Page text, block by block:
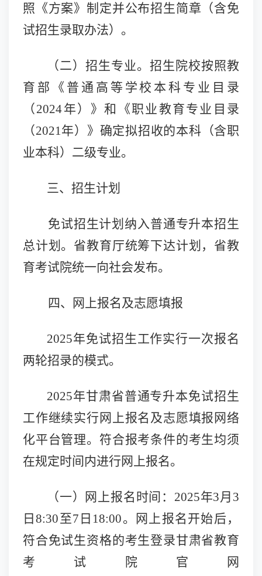
照《方案》制定并公布招生简章（含免
试招生录取办法）。
（二）招生专业。 招生院校按照教
育部《普通高等学校本科专业目录
（ 2024年）》和《职业教育专业目录
（2021年）》确定拟招收的本科（含职
业本科）二级专业。
三、招生计划
免试招生计划纳入普通专升本招生
总计划。省教育厅统筹下达计划，省教
育考试院统一向社会发布。
四、网上报名及志愿填报
2025年免试招生工作实行一次报名
两轮招录的模式。
2025年甘肃省普通专升本免试招生
工作继续实行网上报名及志愿填报网络
化平台管理。符合报考条件的考生均须
在规定时间内进行网上报名。
（一） 网 上报名时间： 2025年3月3
日8:30至7日18:00。 网上报名开始后，
符合免试生资格的考生登录甘肃省教育
考试院官
网